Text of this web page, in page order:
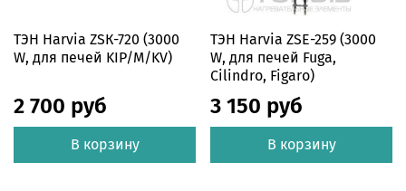
ТЭН Harvia ZSК-720 (3000
W, для печей KIP/M/KV)
2 700 руб
В корзину
ТЭН Harvia ZSE-259 (3000
W, для печей Fuga,
Cilindro, Figaro)
3 150 руб
В корзину